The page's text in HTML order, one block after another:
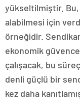
yükseltilmiştir. Bu,
alabilmesi için
örneğidir.
ekonomik
çalışacak, bu
denli güçlü bir
kez daha